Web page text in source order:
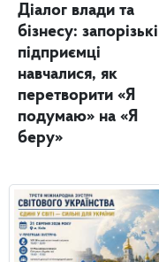
Діалог влади та
бізнесу: запорізькі
підприємці
навчалися, як
перетворити «Я
подумаю» на «Я
беру»